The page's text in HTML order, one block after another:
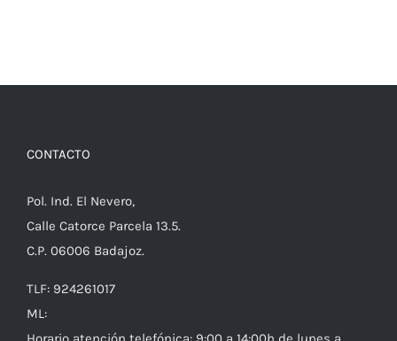
CONTACTO
Pol. Ind. El Nevero,
Calle Catorce Parcela 13.5.
C.P. 06006 Badajoz.
TLF: 924261017
ML: